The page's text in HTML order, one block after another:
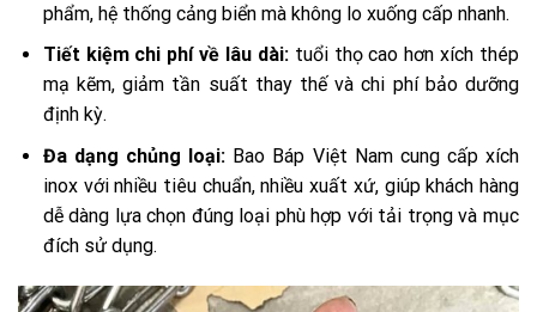
phẩm, hệ thống cảng biển mà không lo xuống cấp nhanh.
Tiết kiệm chi phí về lâu dài:tuổi thọ cao hơn xích thép
mạ kẽm, giảm tần suất thay thế và chi phí bảo dưỡng
định kỳ.
Đa dạng chủng loại: Bao Báp Việt Nam cung cấp xích
inox với nhiều tiêu chuẩn, nhiều xuất xứ, giúp khách hàng
dễ dàng lựa chọn đúng loại phù hợp với tải trọng và mục
đích sử dụng.